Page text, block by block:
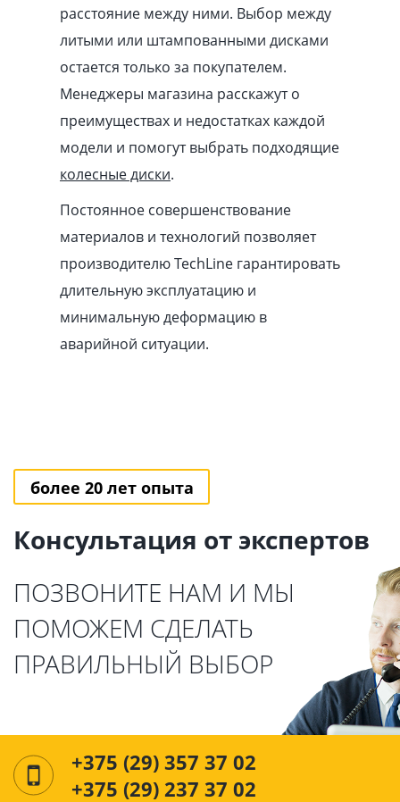
расстояние между ними. Выбор между
литыми или штампованными дисками
остается только за покупателем.
Менеджеры магазина расскажут о
преимуществах и недостатках каждой
модели и помогут выбрать подходящие
колесные диски.
Постоянное совершенствование
материалов и технологий позволяет
производителю TechLine гарантировать
длительную эксплуатацию и
минимальную деформацию в
аварийной ситуации.
более 20 лет опыта
Консультация от экспертов
ПОЗВОНИТЕ НАМ И МЫ
ПОМОЖЕМ СДЕЛАТЬ
ПРАВИЛЬНЫЙ ВЫБОР
+375 (29) 357 37 02
+375 (29) 237 37 02